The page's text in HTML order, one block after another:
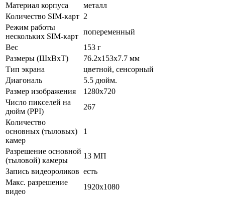
Материал корпуса
металл
Количество SIM-карт 2
Режим работы
нескольких SIM-карт
попеременный
Вес
153 г
Размеры (ШxВxТ)
76.2x153x7.7 мм
Тип экрана
цветной, сенсорный
Диагональ
5.5 дюйм.
Размер изображения
1280x720
Число пикселей на
дюйм (PPI)
267
Количество
основных (тыловых)
камер
1
Разрешение основной
(тыловой) камеры
13 МП
Запись видеороликов есть
Макс. разрешение
видео
1920x1080